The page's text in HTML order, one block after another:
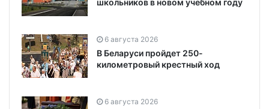
6 августа 2026
В Беларуси пройдет 250-
километровый крестный ход
6 августа 2026